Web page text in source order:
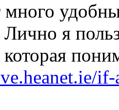
много
Лично я
которая